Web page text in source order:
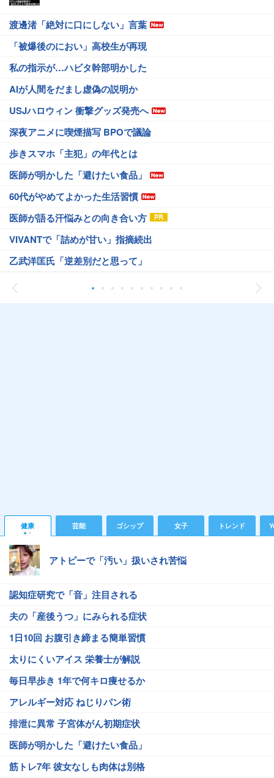
渡邊渚「絶対に口にしない」言葉
「被爆後のにおい」高校生が再現
私の指示が…ハビタ幹部明かした
AIが人間をだまし虚偽の説明か
USJハロウィン 衝撃グッズ発売へ
深夜アニメに喫煙描写 BPOで議論
歩きスマホ「主犯」の年代とは
医師が明かした「避けたい食品」
60代がやめてよかった生活習慣
医師が語る汗悩みとの向き合い方
VIVANTで「詰めが甘い」指摘続出
乙武洋匡氏「逆差別だと思って」
健康 芸能 ゴシップ 女子 トレンド
アトピーで「汚い」扱いされ苦悩
認知症研究で「音」注目される
夫の「産後うつ」にみられる症状
1日10回 お腹引き締まる簡単習慣
太りにくいアイス 栄養士が解説
毎日早歩き 1年で何キロ痩せるか
アレルギー対応 ねじりパン術
排泄に異常 子宮体がん初期症状
医師が明かした「避けたい食品」
筋トレ7年 彼女なしも肉体は別格